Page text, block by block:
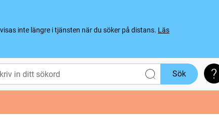
inte längre i tjänsten när du söker på distans. Läs
Sök